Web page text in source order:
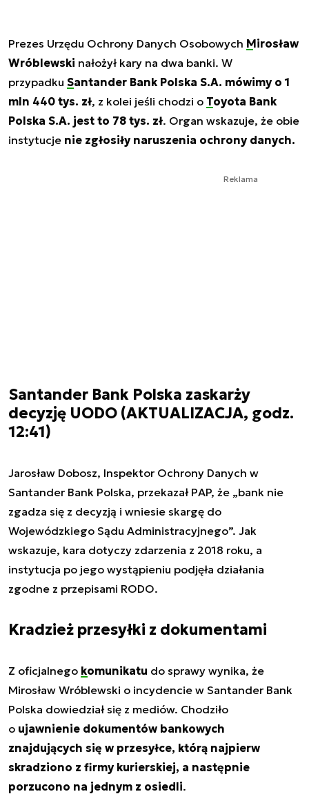
Prezes Urzędu Ochrony Danych Osobowych Mirosław
Wróblewski nałożył kary na dwa banki. W
przypadku Santander Bank Polska S.A. mówimy o 1
mln 440 tys. zł, z kolei jeśli chodzi o Toyota Bank
Polska S.A. jest to 78 tys. zł. Organ wskazuje, że obie
instytucje nie zgłosiły naruszenia ochrony danych.
Reklama
Santander Bank Polska zaskarży
decyzję UODO (AKTUALIZACJA, godz.
12:41)
Jarosław Dobosz, Inspektor Ochrony Danych w
Santander Bank Polska, przekazał PAP, że „bank nie
zgadza się z decyzją i wniesie skargę do
Wojewódzkiego Sądu Administracyjnego”. Jak
wskazuje, kara dotyczy zdarzenia z 2018 roku, a
instytucja po jego wystąpieniu podjęła działania
zgodne z przepisami RODO.
Kradzież przesyłki z dokumentami
Z oficjalnego komunikatu do sprawy wynika, że
Mirosław Wróblewski o incydencie w Santander Bank
Polska dowiedział się z mediów. Chodziło
o ujawnienie dokumentów bankowych
znajdujących się w przesyłce, którą najpierw
skradziono z firmy kurierskiej, a następnie
porzucono na jednym z osiedli.